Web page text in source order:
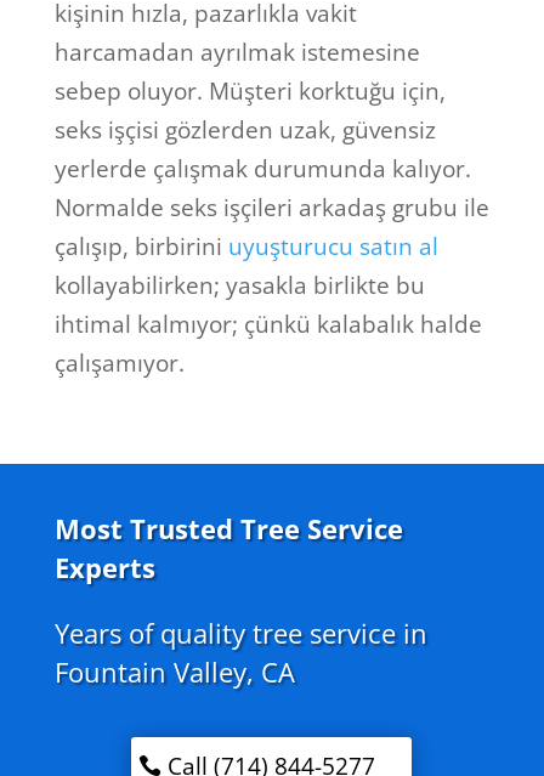
kişinin hızla, pazarlıkla vakit
harcamadan ayrılmak istemesine
sebep oluyor. Müşteri korktuğu için,
seks işçisi gözlerden uzak, güvensiz
yerlerde çalışmak durumunda kalıyor.
Normalde seks işçileri arkadaş grubu ile
çalışıp, birbirini uyuşturucu satın al
kollayabilirken; yasakla birlikte bu
ihtimal kalmıyor; çünkü kalabalık halde
çalışamıyor.
Most Trusted Tree Service
Experts
Years of quality tree service in
Fountain Valley, CA
Call (714) 844-5277